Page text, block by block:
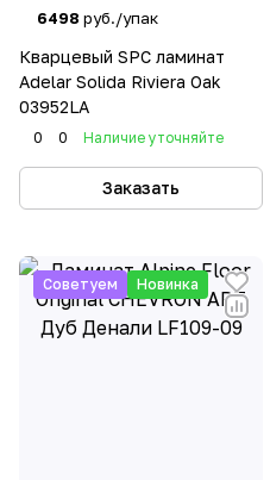
6498 руб./упак
Кварцевый SPC ламинат
Adelar Solida Riviera Oak
03952LA
0 0 Наличие уточняйте
Заказать
Советуем Новинка